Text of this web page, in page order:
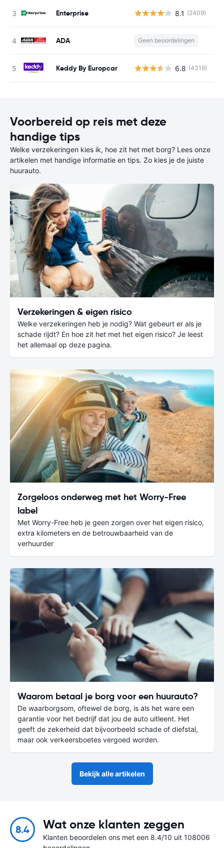
Enterprise 8.1 (2409)
ADA Geen beoordelingen
Keddy By Europcar 6.8 (4319)
Voorbereid op reis met deze
handige tips
Welke verzekeringen kies ik, hoe zit het met borg? Lees onze
artikelen met handige informatie en tips. Zo kies je de juiste
huurauto.
Verzekeringen & eigen risico
Welke verzekeringen heb je nodig? Wat gebeurt er als je
schade rijdt? En hoe zit het met het eigen risico? Je leest
het allemaal op deze pagina.
Zorgeloos onderweg met het Worry-Free
label
Met Worry-Free heb je geen zorgen over het eigen risico,
extra kilometers en de betrouwbaarheid van de
verhuurder
Waarom betaal je borg voor een huurauto?
De waarborgsom, oftewel de borg, is als het ware een
garantie voor het bedrijf dat jou de auto uitleent. Het
geeft de zekerheid dat bijvoorbeeld schade of diefstal,
maar ook verkeersboetes vergoed worden.
Bekijk alle artikelen
8.4 Wat onze klanten zeggen
Klanten beoordelen ons met een 8.4/10 uit 108006